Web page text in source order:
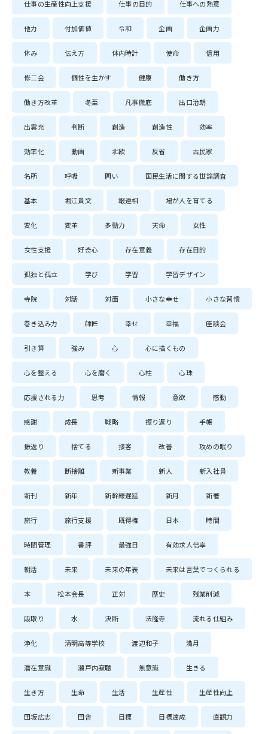
仕事の生産性向上支援 仕事の目的 仕事への熱意
他力 付加価値 令和 企画 企画力
休み 伝え方 体内時計 使命 信用
修二会 個性を生かす 健康 働き方
働き方改革 冬至 凡事徹底 出口治朗
出雲充 判断 創造 創造性 効率
効率化 動画 北欧 反省 古民家
名所 呼吸 問い 国民生活に関する世論調査
基本 堀江貴文 報連相 場が人を育てる
変化 変革 多動力 天命 女性
女性支援 好奇心 存在意義 存在目的
孤独と孤立 学び 学習 学習デザイン
寺院 対話 対面 小さな幸せ 小さな習慣
巻き込み力 師匠 幸せ 幸福 座談会
引き算 強み 心 心に描くもの
心を整える 心を磨く 心柱 心珠
応援される力 思考 情報 意欲 感動
感謝 成長 戦略 振り返り 手帳
振返り 捨てる 接客 改善 攻めの眠り
教養 断捨離 新事業 新人 新入社員
新刊 新年 新幹線遅延 新月 新著
旅行 旅行支援 既得権 日本 時間
時間管理 書評 最強日 有効求人倍率
朝活 未来 未来の年表 未来は言葉でつくられる
本 松本会長 正対 歴史 残業削減
段取り 水 決断 法隆寺 流れる仕組み
浄化 清明高等学校 渡辺和子 満月
潜在意識 瀬戸内寂聴 無意識 生きる
生き方 生命 生活 生産性 生産性向上
田坂広志 田舎 目標 目標達成 直観力